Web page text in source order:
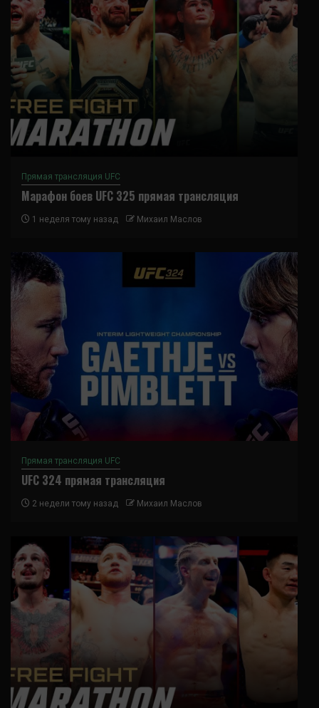
Прямая трансляция UFC
Марафон боев UFC 325 прямая трансляция
1 неделя тому назад Михаил Маслов
Прямая трансляция UFC
UFC 324 прямая трансляция
2 недели тому назад Михаил Маслов